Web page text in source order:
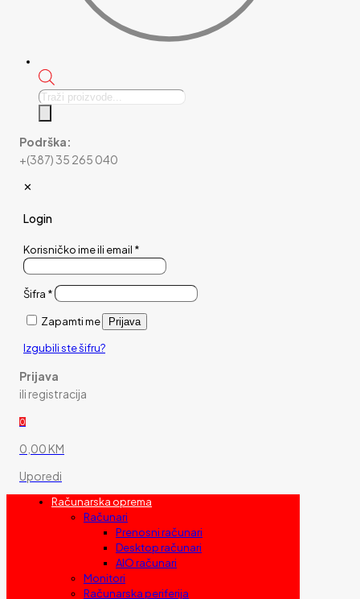
Products
Podrška:
+(387) 35 265 040
✕
Login
Korisničko ime ili email *
Šifra *
Zapamti me Prijava
Izgubili ste šifru?
Prijava
ili registracija
0
0,00 KM
Uporedi
Računarska oprema
Računari
Prenosni računari
Desktop računari
AIO računari
Monitori
Računarska periferija